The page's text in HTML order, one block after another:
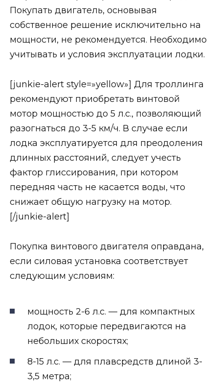
Покупать двигатель, основывая
собственное решение исключительно на
мощности, не рекомендуется. Необходимо
учитывать и условия эксплуатации лодки.
[junkie-alert style=»yellow»] Для троллинга
рекомендуют приобретать винтовой
мотор мощностью до 5 л.с., позволяющий
разогнаться до 3-5 км/ч. В случае если
лодка эксплуатируется для преодоления
длинных расстояний, следует учесть
фактор глиссирования, при котором
передняя часть не касается воды, что
снижает общую нагрузку на мотор.
[/junkie-alert]
Покупка винтового двигателя оправдана,
если силовая установка соответствует
следующим условиям:
мощность 2-6 л.с. — для компактных
лодок, которые передвигаются на
небольших скоростях;
8-15 л.с. — для плавсредств длиной 3-
3,5 метра;